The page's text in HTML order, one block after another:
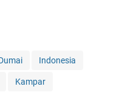
Indonesia
Kampar